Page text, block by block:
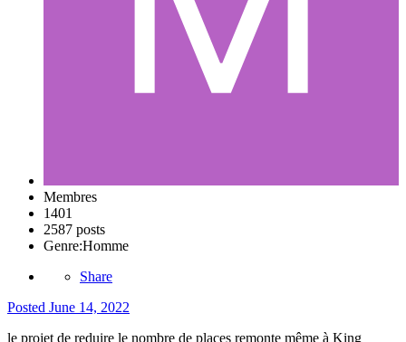
Membres
1401
2587 posts
Genre:Homme
Share
Posted June 14, 2022
le projet de reduire le nombre de places remonte même à King